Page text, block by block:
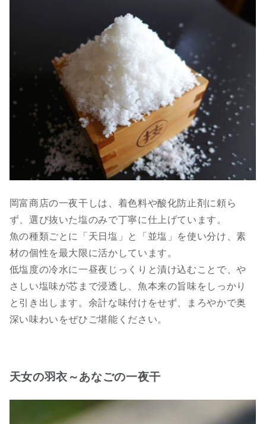
岡富商店の一夜干しは、着色料や酸化防止剤に頼ら
ず、選び抜いた塩のみで丁寧に仕上げています。
魚の種類ごとに「天日塩」と「並塩」を使い分け、素
材の個性を最大限に活かしています。
低塩度の冷水に一昼夜じっくりと漬け込むことで、や
さしい塩味が芯まで浸透し、魚本来の旨味をしっかり
と引き出します。余計な味付けをせず、まろやかで奥
深い味わいをぜひご堪能ください。
天女の羽衣～あなごの一夜干